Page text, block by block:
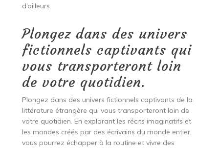
d’ailleurs.
Plongez dans des univers
fictionnels captivants qui
vous transporteront loin
de votre quotidien.
Plongez dans des univers fictionnels captivants de la
littérature étrangère qui vous transporteront loin de
votre quotidien. En explorant les récits imaginatifs et
les mondes créés par des écrivains du monde entier,
vous pourrez échapper à la routine et vivre des